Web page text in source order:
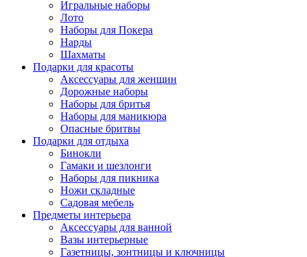
Игральные наборы
Лото
Наборы для Покера
Нарды
Шахматы
Подарки для красоты
Аксессуары для женщин
Дорожные наборы
Наборы для бритья
Наборы для маникюра
Опасные бритвы
Подарки для отдыха
Бинокли
Гамаки и шезлонги
Наборы для пикника
Ножи складные
Садовая мебель
Предметы интерьера
Аксессуары для ванной
Вазы интерьерные
Газетницы, зонтницы и ключницы